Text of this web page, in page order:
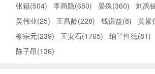
张籍(504)
李商隐(650) 晏殊(360)
刘禹
吴伟业(25)
王昌龄(228) 钱谦益(8)
黄景
柳宗元(239)
王安石(1765) 纳兰性德(81)
陈子昂(136)